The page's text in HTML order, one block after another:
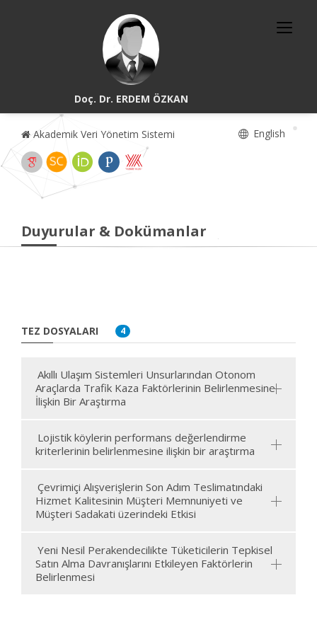
Doç. Dr. ERDEM ÖZKAN
Akademik Veri Yönetim Sistemi English
Duyurular & Dokümanlar
TEZ DOSYALARI 4
Akıllı Ulaşım Sistemleri Unsurlarından Otonom
Araçlarda Trafik Kaza Faktörlerinin Belirlenmesine
İlişkin Bir Araştırma
Lojistik köylerin performans değerlendirme
kriterlerinin belirlenmesine ilişkin bir araştırma
Çevrimiçi Alışverişlerin Son Adım Teslimatındaki
Hizmet Kalitesinin Müşteri Memnuniyeti ve
Müşteri Sadakati üzerindeki Etkisi
Yeni Nesil Perakendecilikte Tüketicilerin Tepkisel
Satın Alma Davranışlarını Etkileyen Faktörlerin
Belirlenmesi